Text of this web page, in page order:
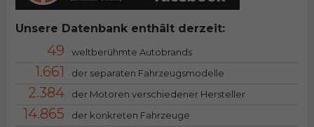
Unsere Datenbank enthält derzeit:
49 weltberühmte Autobrands
1.661 der separaten Fahrzeugsmodelle
2.384 der Motoren verschiedener Hersteller
14.865 der konkreten Fahrzeuge